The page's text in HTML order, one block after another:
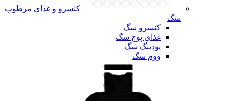
کنسرو و غذای مرطوب
سگ
کنسرو سگ
غذای پوچ سگ
پودینگ سگ
ووم سگ